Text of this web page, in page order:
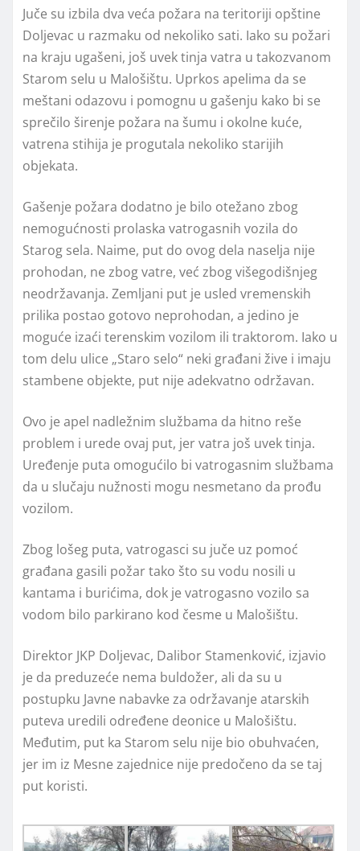
Juče su izbila dva veća požara na teritoriji opštine
Doljevac u razmaku od nekoliko sati. Iako su požari
na kraju ugašeni, još uvek tinja vatra u takozvanom
Starom selu u Malošištu. Uprkos apelima da se
meštani odazovu i pomognu u gašenju kako bi se
sprečilo širenje požara na šumu i okolne kuće,
vatrena stihija je progutala nekoliko starijih
objekata.
Gašenje požara dodatno je bilo otežano zbog
nemogućnosti prolaska vatrogasnih vozila do
Starog sela. Naime, put do ovog dela naselja nije
prohodan, ne zbog vatre, već zbog višegodišnjeg
neodržavanja. Zemljani put je usled vremenskih
prilika postao gotovo neprohodan, a jedino je
moguće izaći terenskim vozilom ili traktorom. Iako u
tom delu ulice „Staro selo“ neki građani žive i imaju
stambene objekte, put nije adekvatno održavan.
Ovo je apel nadležnim službama da hitno reše
problem i urede ovaj put, jer vatra još uvek tinja.
Uređenje puta omogućilo bi vatrogasnim službama
da u slučaju nužnosti mogu nesmetano da prođu
vozilom.
Zbog lošeg puta, vatrogasci su juče uz pomoć
građana gasili požar tako što su vodu nosili u
kantama i burićima, dok je vatrogasno vozilo sa
vodom bilo parkirano kod česme u Malošištu.
Direktor JKP Doljevac, Dalibor Stamenković, izjavio
je da preduzeće nema buldožer, ali da su u
postupku Javne nabavke za održavanje atarskih
puteva uredili određene deonice u Malošištu.
Međutim, put ka Starom selu nije bio obuhvaćen,
jer im iz Mesne zajednice nije predočeno da se taj
put koristi.